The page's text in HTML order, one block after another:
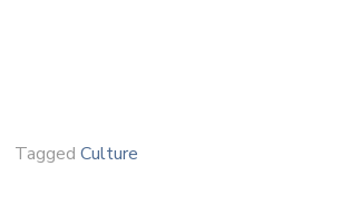
Tagged Culture